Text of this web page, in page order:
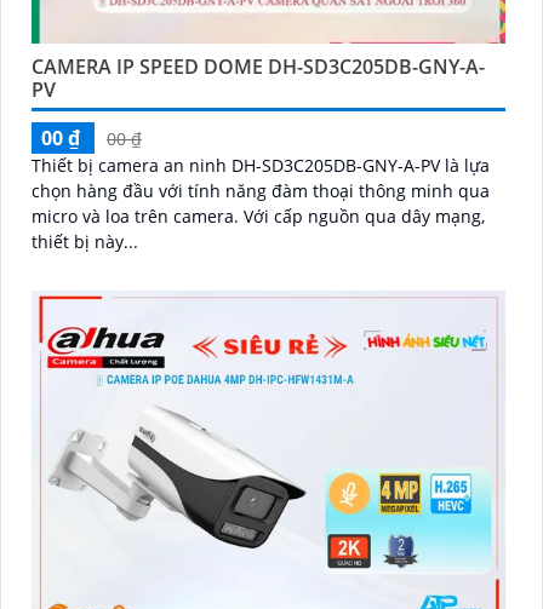
CAMERA IP SPEED DOME DH-SD3C205DB-GNY-A-
PV
00 ₫
00 ₫
Thiết bị camera an ninh DH-SD3C205DB-GNY-A-PV là lựa
chọn hàng đầu với tính năng đàm thoại thông minh qua
micro và loa trên camera. Với cấp nguồn qua dây mạng,
thiết bị này...